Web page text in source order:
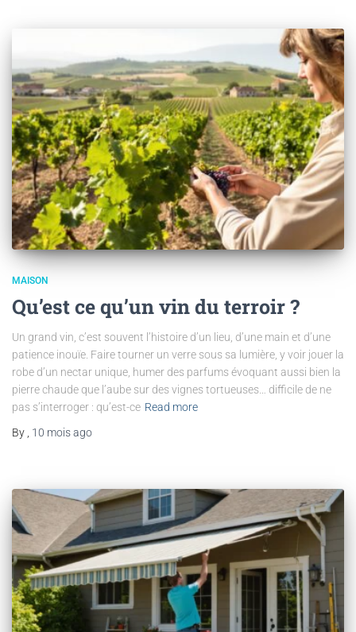
MAISON
Qu’est ce qu’un vin du terroir ?
Un grand vin, c’est souvent l’histoire d’un lieu, d’une main et d’une
patience inouïe. Faire tourner un verre sous sa lumière, y voir jouer la
robe d’un nectar unique, humer des parfums évoquant aussi bien la
pierre chaude que l’aube sur des vignes tortueuses… difficile de ne
pas s’interroger : qu’est-ce Read more
By , 10 moisago